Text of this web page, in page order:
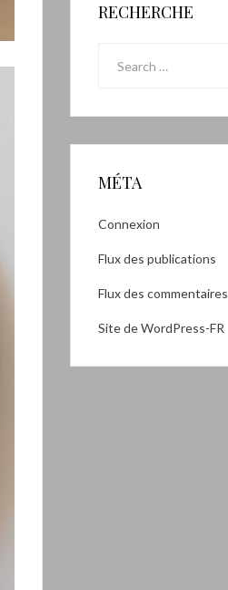
RECHERCHE
MÉTA
Connexion
Flux des publications
Flux des commentaires
Site de WordPress-FR